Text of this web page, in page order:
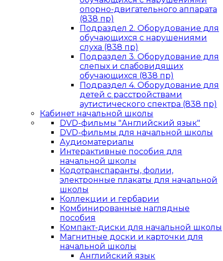
опорно-двигательного аппарата
(838 пр)
Подраздел 2. Оборудование для
обучающихся с нарушениями
слуха (838 пр)
Подраздел 3. Оборудование для
слепых и слабовидящих
обучающихся (838 пр)
Подраздел 4. Оборудование для
детей с расстройствами
аутистического спектра (838 пр)
Кабинет начальной школы
DVD-фильмы "Английский язык"
DVD-фильмы для начальной школы
Аудиоматериалы
Интерактивные пособия для
начальной школы
Кодотранспаранты, фолии,
электронные плакаты для начальной
школы
Коллекции и гербарии
Комбинированные наглядные
пособия
Компакт-диски для начальной школы
Магнитные доски и карточки для
начальной школы
Английский язык